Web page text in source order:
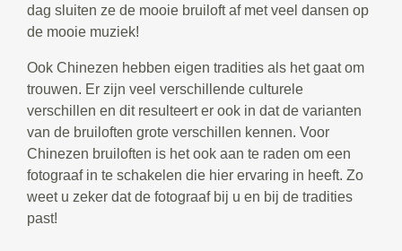
dag sluiten ze de mooie bruiloft af met veel dansen op
de mooie muziek!
Ook Chinezen hebben eigen tradities als het gaat om
trouwen. Er zijn veel verschillende culturele
verschillen en dit resulteert er ook in dat de varianten
van de bruiloften grote verschillen kennen. Voor
Chinezen bruiloften is het ook aan te raden om een
fotograaf in te schakelen die hier ervaring in heeft. Zo
weet u zeker dat de fotograaf bij u en bij de tradities
past!